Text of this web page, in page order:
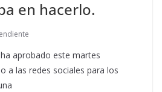
en hacerlo.
aprobado este martes
a las redes sociales para los